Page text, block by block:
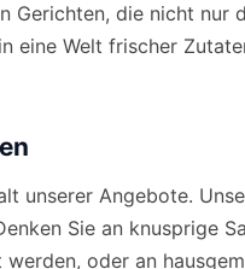
die nicht nur
eine Welt frischer
unserer Angebote.
Sie an knusprige
oder an